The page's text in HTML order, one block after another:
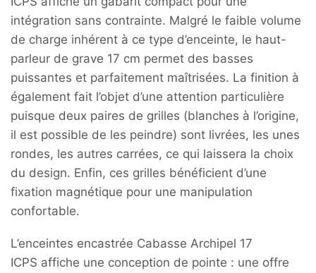
intégration sans contrainte. Malgré le faible volume
de charge inhérent à ce type d’enceinte, le haut-
parleur de grave 17 cm permet des basses
puissantes et parfaitement maîtrisées. La finition à
également fait l’objet d’une attention particulière
puisque deux paires de grilles (blanches à l’origine,
il est possible de les peindre) sont livrées, les unes
rondes, les autres carrées, ce qui laissera la choix
du design. Enfin, ces grilles bénéficient d’une
fixation magnétique pour une manipulation
confortable.
L’enceintes encastrée Cabasse Archipel 17
ICPS affiche une conception de pointe : une offre